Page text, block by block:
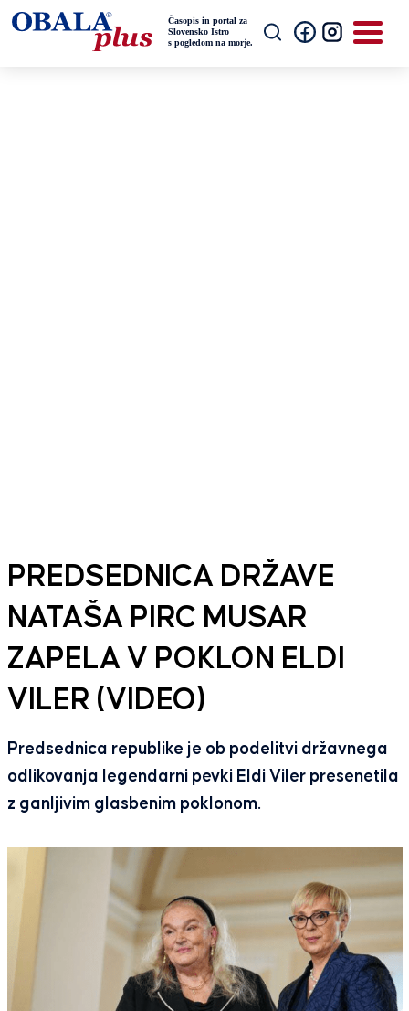
PREDSEDNICA DRŽAVE
NATAŠA PIRC MUSAR
ZAPELA V POKLON ELDI
VILER (VIDEO)
Predsednica republike je ob podelitvi državnega
odlikovanja legendarni pevki Eldi Viler presenetila
z ganljivim glasbenim poklonom.